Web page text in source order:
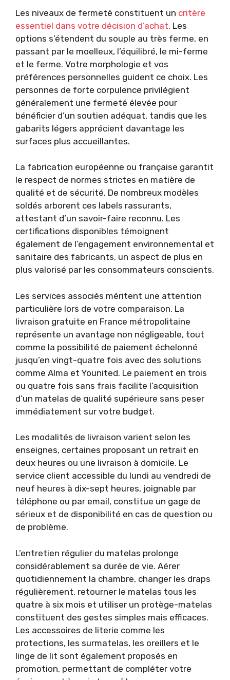
Les niveaux de fermeté constituent un critère
essentiel dans votre décision d’achat. Les
options s’étendent du souple au très ferme, en
passant par le moelleux, l’équilibré, le mi-ferme
et le ferme. Votre morphologie et vos
préférences personnelles guident ce choix. Les
personnes de forte corpulence privilégient
généralement une fermeté élevée pour
bénéficier d’un soutien adéquat, tandis que les
gabarits légers apprécient davantage les
surfaces plus accueillantes.
La fabrication européenne ou française garantit
le respect de normes strictes en matière de
qualité et de sécurité. De nombreux modèles
soldés arborent ces labels rassurants,
attestant d’un savoir-faire reconnu. Les
certifications disponibles témoignent
également de l’engagement environnemental et
sanitaire des fabricants, un aspect de plus en
plus valorisé par les consommateurs conscients.
Les services associés méritent une attention
particulière lors de votre comparaison. La
livraison gratuite en France métropolitaine
représente un avantage non négligeable, tout
comme la possibilité de paiement échelonné
jusqu’en vingt-quatre fois avec des solutions
comme Alma et Younited. Le paiement en trois
ou quatre fois sans frais facilite l’acquisition
d’un matelas de qualité supérieure sans peser
immédiatement sur votre budget.
Les modalités de livraison varient selon les
enseignes, certaines proposant un retrait en
deux heures ou une livraison à domicile. Le
service client accessible du lundi au vendredi de
neuf heures à dix-sept heures, joignable par
téléphone ou par email, constitue un gage de
sérieux et de disponibilité en cas de question ou
de problème.
L’entretien régulier du matelas prolonge
considérablement sa durée de vie. Aérer
quotidiennement la chambre, changer les draps
régulièrement, retourner le matelas tous les
quatre à six mois et utiliser un protège-matelas
constituent des gestes simples mais efficaces.
Les accessoires de literie comme les
protections, les surmatelas, les oreillers et le
linge de lit sont également proposés en
promotion, permettant de compléter votre